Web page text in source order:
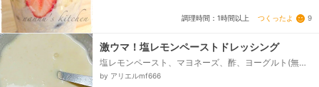
ご、バナナ、ミックスナッツ...調理時間：1時間以上 つくったよ 9
激ウマ！塩レモンペーストドレッシング
塩レモンペースト、マヨネーズ、酢、ヨーグルト(無
糖)、はちみつ
by アリエルmf666